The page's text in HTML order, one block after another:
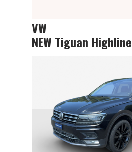
VW
NEW Tiguan Highline